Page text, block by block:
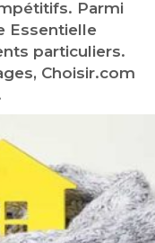
Parmi
Essentielle
particuliers.
Choisir.com